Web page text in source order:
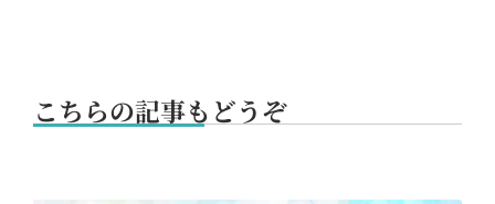
こちらの記事もどうぞ